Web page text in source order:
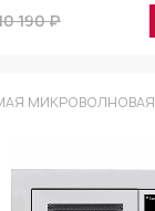
190 ₽
МИКРОВОЛНОВАЯ